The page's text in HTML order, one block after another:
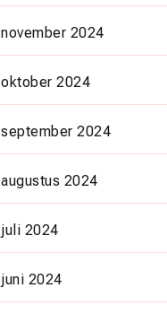
november 2024
oktober 2024
september 2024
augustus 2024
juli 2024
juni 2024